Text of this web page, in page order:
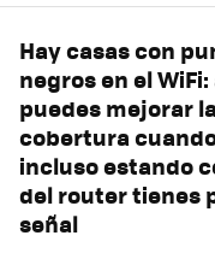
Hay casas con
negros en el WiFi:
puedes mejorar
cobertura
incluso estando
del router tienes
señal